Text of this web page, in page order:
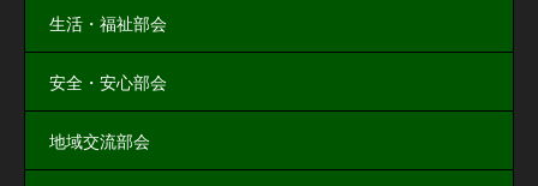
生活・福祉部会
安全・安心部会
地域交流部会